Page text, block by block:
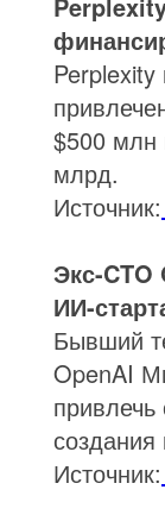
Perplexity
$500 млн
млрд.
Источник:
Экс-CTO
ИИ-
Бывший
OpenAI
создания
Источник: